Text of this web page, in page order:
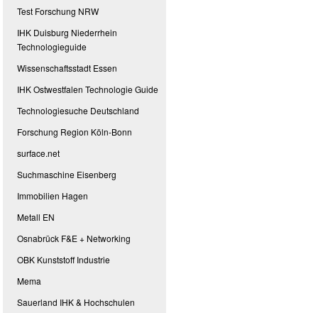
Test Forschung NRW
IHK Duisburg Niederrhein
Technologieguide
Wissenschaftsstadt Essen
IHK Ostwestfalen Technologie Guide
Technologiesuche Deutschland
Forschung Region Köln-Bonn
surface.net
Suchmaschine Eisenberg
Immobilien Hagen
Metall EN
Osnabrück F&E + Networking
OBK Kunststoff Industrie
Mema
Sauerland IHK & Hochschulen